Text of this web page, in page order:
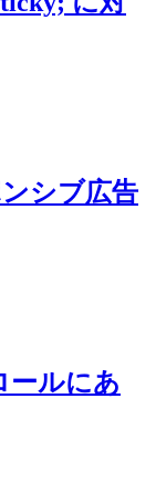
ンシブ広告
ールにあ